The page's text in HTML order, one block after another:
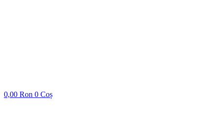
0,00 Ron 0 Coș